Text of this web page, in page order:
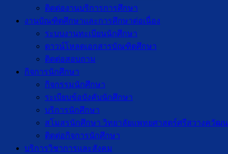
ติดต่องานบริการการศึกษา
งานบัณฑิตศึกษาเเละการศึกษาต่อเนื่อง
ระบบงานทะเบียนนักศึกษา
ดาวน์โหลดเอกสารบัณฑิตศึกษา
ติดต่อสอบถาม
กิจการนักศึกษา
กิจกรรมนักศึกษา
ระเบียบข้อบังคับนักศึกษา
บริการนักศึกษา
สโมสรนักศึกษา วิทยาลัยแพทยศาสตร์ศรีสวางควัฒน
ติดต่อกิจการนักศึกษา
บริการวิชาการและสังคม